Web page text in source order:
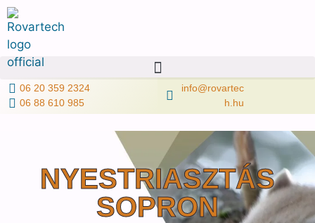
06 20 359 2324
06 88 610 985
info@rovartec
h.hu
NYESTRIASZTÁS
SOPRON